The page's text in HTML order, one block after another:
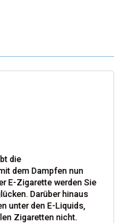
K I
die
dem Dampfen nun
E-Zigarette werden Sie
Darüber hinaus
unter den E-Liquids,
Zigaretten nicht.